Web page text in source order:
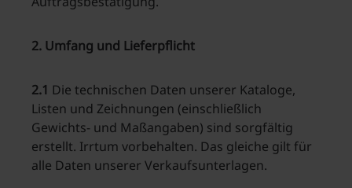
2. Umfang und Lieferpflicht
2.1 Die technischen Daten unserer Kataloge,
Listen und Zeichnungen (einschließlich
Gewichts- und Maßangaben) sind sorgfältig
erstellt. Irrtum vorbehalten. Das gleiche gilt für
alle Daten unserer Verkaufsunterlagen.